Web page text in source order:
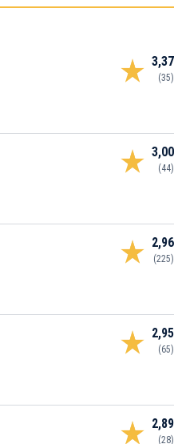
3,37
(35)
3,00
(44)
2,96
(225)
2,95
(65)
2,89
(28)